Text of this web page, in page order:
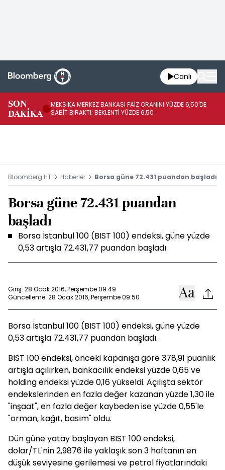
Canlı
SON
DAKİKA
MEKSİKA MERKEZ BANKASI FAİZ ORANINI YÜZDE 6,50'DE
SABİT BIRAKTI; BEKLENTİ YÜZDE 6,50
Bloomberg HT Haberler Borsa güne 72.431 puandan başladı
Borsa güne 72.431 puandan
başladı
Borsa İstanbul 100 (BIST 100) endeksi, güne yüzde
0,53 artışla 72.431,77 puandan başladı
Giriş: 28 Ocak 2016, Perşembe 09:49
Güncelleme: 28 Ocak 2016, Perşembe 09:50
Borsa İstanbul 100 (BIST 100) endeksi, güne yüzde
0,53 artışla 72.431,77 puandan başladı.
BIST 100 endeksi, önceki kapanışa göre 378,91 puanlık
artışla açılırken, bankacılık endeksi yüzde 0,65 ve
holding endeksi yüzde 0,16 yükseldi. Açılışta sektör
endekslerinden en fazla değer kazanan yüzde 1,30 ile
"inşaat", en fazla değer kaybeden ise yüzde 0,55'le
"orman, kağıt, basım" oldu.
Dün güne yatay başlayan BIST 100 endeksi,
dolar/TL'nin 2,9876 ile yaklaşık son 3 haftanın en
düşük seviyesine gerilemesi ve petrol fiyatlarındaki